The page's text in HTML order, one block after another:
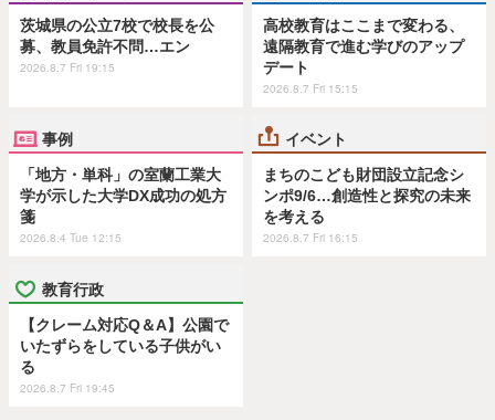
茨城県の公立7校で校長を公
募、教員免許不問…エン
2026.8.7 Fri 19:15
高校教育はここまで変わる、
遠隔教育で進む学びのアップ
デート
2026.8.7 Fri 15:15
事例
「地方・単科」の室蘭工業大
学が示した大学DX成功の処方
箋
2026.8.4 Tue 12:15
イベント
まちのこども財団設立記念シ
ンポ9/6…創造性と探究の未来
を考える
2026.8.7 Fri 16:15
教育行政
【クレーム対応Q＆A】公園で
いたずらをしている子供がい
る
2026.8.7 Fri 19:45